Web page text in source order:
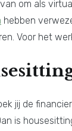
om als
hebben
Voor het
jij de
is